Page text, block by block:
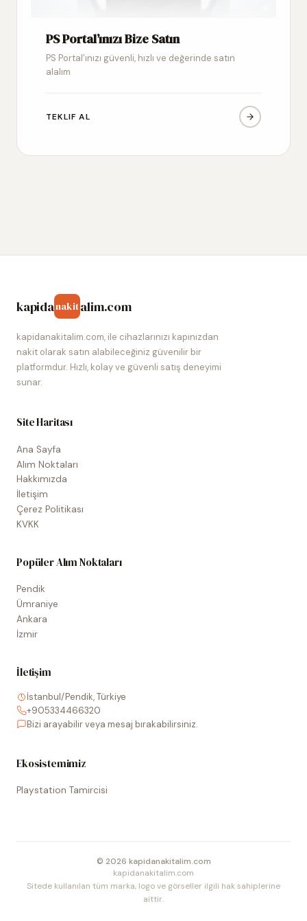
PS Portal’ınızı Bize Satın
PS Portal’ınızı güvenli, hızlı ve değerinde satın
alalım
TEKLIF AL
kapidanakitalim.com
kapidanakitalim.com, ile cihazlarınızı kapınızdan
nakit olarak satın alabileceğiniz güvenilir bir
platformdur. Hızlı, kolay ve güvenli satış deneyimi
sunar.
Site Haritası
Ana Sayfa
Alım Noktaları
Hakkımızda
İletişim
Çerez Politikası
KVKK
Popüler Alım Noktaları
Pendik
Ümraniye
Ankara
İzmir
İletişim
İstanbul/Pendik, Türkiye
+905334466320
Bizi arayabilir veya mesaj bırakabilirsiniz.
Ekosistemimiz
Playstation Tamircisi
© 2026 kapidanakitalim.com
kapidanakitalim.com
Sitede kullanılan tüm marka, logo ve görseller ilgili hak sahiplerine
aittir.